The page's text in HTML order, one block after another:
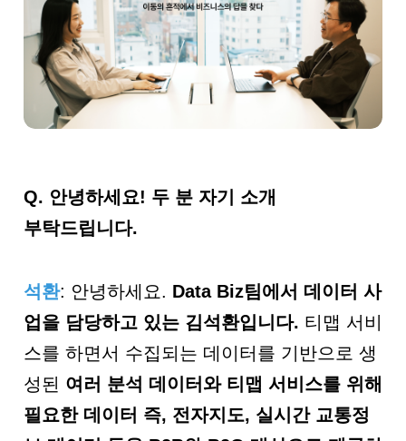
Q. 안녕하세요! 두 분 자기 소개
부탁드립니다.
석환: 안녕하세요. Data Biz팀에서 데이터 사
업을 담당하고 있는 김석환입니다. 티맵 서비
스를 하면서 수집되는 데이터를 기반으로 생
성된 여러 분석 데이터와 티맵 서비스를 위해
필요한 데이터 즉, 전자지도, 실시간 교통정